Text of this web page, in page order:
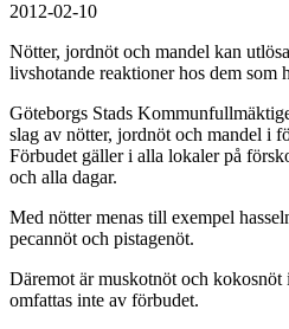
2012-02-10
Nötter, jordnöt och mandel kan
livshotande reaktioner hos dem som
Göteborgs Stads
slag av nötter, jordnöt och mandel i
Förbudet gäller i alla lokaler på
och alla dagar.
Med nötter menas till exempel
pecannöt och pistagenöt.
Däremot är muskotnöt och kokosnöt
omfattas inte av förbudet.